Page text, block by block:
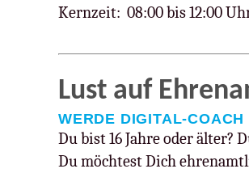
Kernzeit: 08:00 bis 12:00
Lust auf
WERDE DIGITAL-COACH
Du bist 16 Jahre oder älter?
Du möchtest Dich